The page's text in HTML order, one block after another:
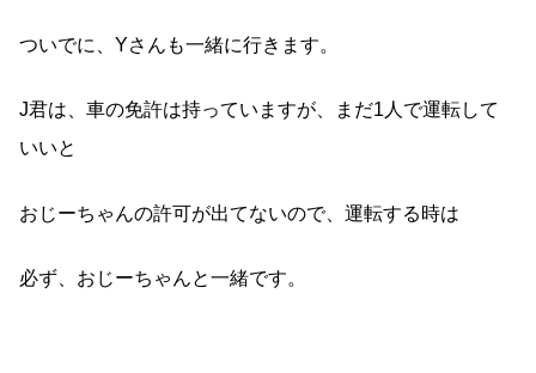
ついでに、Yさんも一緒に行きます。
J君は、車の免許は持っていますが、まだ1人で運転して
いいと
おじーちゃんの許可が出てないので、運転する時は
必ず、おじーちゃんと一緒です。